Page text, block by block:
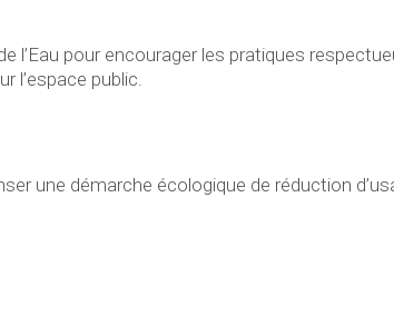
l’Eau pour encourager les pratiques
l’espace public.
une démarche écologique de réduction